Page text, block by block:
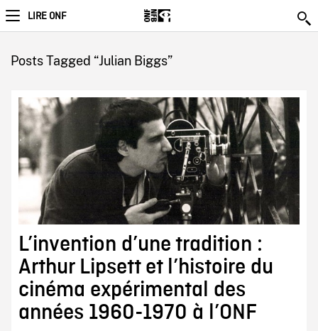
LIRE ONF
Posts Tagged “Julian Biggs”
L’invention d’une tradition :
Arthur Lipsett et l’histoire du
cinéma expérimental des
années 1960-1970 à l’ONF